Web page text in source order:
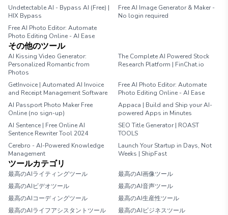
Undetectable AI - Bypass AI (Free) |
HIX Bypass
Free AI Image Generator & Maker -
No login required
Free AI Photo Editor: Automate
Photo Editing Online - AI Ease
その他のツール
AI Kissing Video Generator:
Personalized Romantic from
Photos
The Complete AI Powered Stock
Research Platform | FinChat.io
GetInvoice | Automated AI Invoice
and Receipt Management Software
Free AI Photo Editor: Automate
Photo Editing Online - AI Ease
AI Passport Photo Maker Free
Online (no sign-up)
Appaca | Build and Ship your AI-
powered Apps in Minutes
AI Sentence | Free Online AI
Sentence Rewriter Tool 2024
SEO Title Generator | ROAST
TOOLS
Cerebro - AI-Powered Knowledge
Management
Launch Your Startup in Days, Not
Weeks | ShipFast
ツールカテゴリ
最高のAIライティングツール
最高のAI画像ツール
最高のAIビデオツール
最高のAI音声ツール
最高のAIコーディングツール
最高のAI生産性ツール
最高のAIライフアシスタントツール
最高のAIビジネスツール